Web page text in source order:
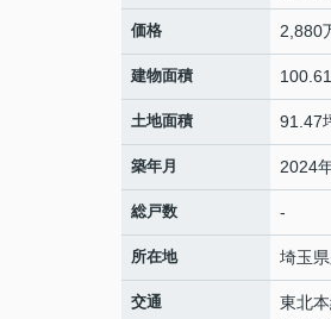
価格 2,880
建物面積
土地面積 91.47
築年月 2024
総戸数 -
所在地 埼玉県
交通 東北